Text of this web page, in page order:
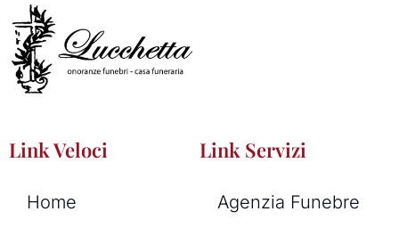
Link Veloci
Home
Link Servizi
Agenzia Funebre